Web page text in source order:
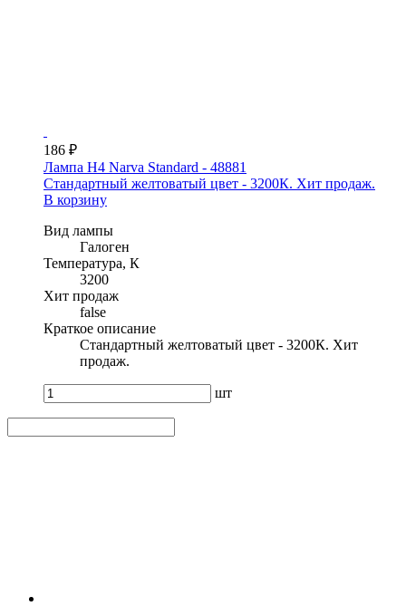
186 ₽
Лампа H4 Narva Standard - 48881
Стандартный желтоватый цвет - 3200К. Хит продаж.
В корзину
Вид лампы
Галоген
Температура, К
3200
Хит продаж
false
Краткое описание
Стандартный желтоватый цвет - 3200К. Хит
продаж.
шт